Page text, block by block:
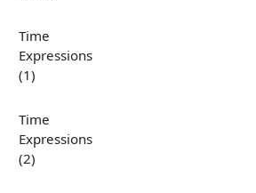
Time
Expressions
(1)
Time
Expressions
(2)